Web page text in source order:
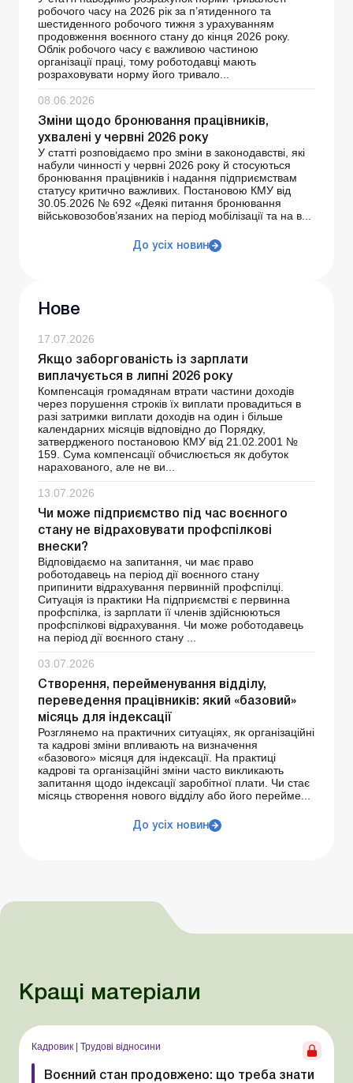
робочого часу на 2026 рік за п’ятиденного та
шестиденного робочого тижня з урахуванням
продовження воєнного стану до кінця 2026 року.
Облік робочого часу є важливою частиною
організації праці, тому роботодавці мають
розраховувати норму його тривало...
08.06.2026
Зміни щодо бронювання працівників,
ухвалені у червні 2026 року
У статті розповідаємо про зміни в законодавстві, які
набули чинності у червні 2026 року й стосуються
бронювання працівників і надання підприємствам
статусу критично важливих. Постановою КМУ від
30.05.2026 № 692 «Деякі питання бронювання
військовозобов’язаних на період мобілізації та на в...
До усіх новин
Нове
17.07.2026
Якщо заборгованість із зарплати
виплачується в липні 2026 року
Компенсація громадянам втрати частини доходів
через порушення строків їх виплати провадиться в
разі затримки виплати доходів на один і більше
календарних місяців відповідно до Порядку,
затвердженого постановою КМУ від 21.02.2001 №
159. Сума компенсації обчислюється як добуток
нарахованого, але не ви...
13.07.2026
Чи може підприємство під час воєнного
стану не відраховувати профспілкові
внески?
Відповідаємо на запитання, чи має право
роботодавець на період дії воєнного стану
припинити відрахування первинній профспілці.
Ситуація із практики На підприємстві є первинна
профспілка, із зарплати її членів здійснюються
профспілкові відрахування. Чи може роботодавець
на період дії воєнного стану ...
03.07.2026
Створення, перейменування відділу,
переведення працівників: який «базовий»
місяць для індексації
Розглянемо на практичних ситуаціях, як організаційні
та кадрові зміни впливають на визначення
«базового» місяця для індексації. На практиці
кадрові та організаційні зміни часто викликають
запитання щодо індексації заробітної плати. Чи стає
місяць створення нового відділу або його перейме...
До усіх новин
Кращі матеріали
Кадровик Трудові відносини
Воєнний стан продовжено: що треба знати